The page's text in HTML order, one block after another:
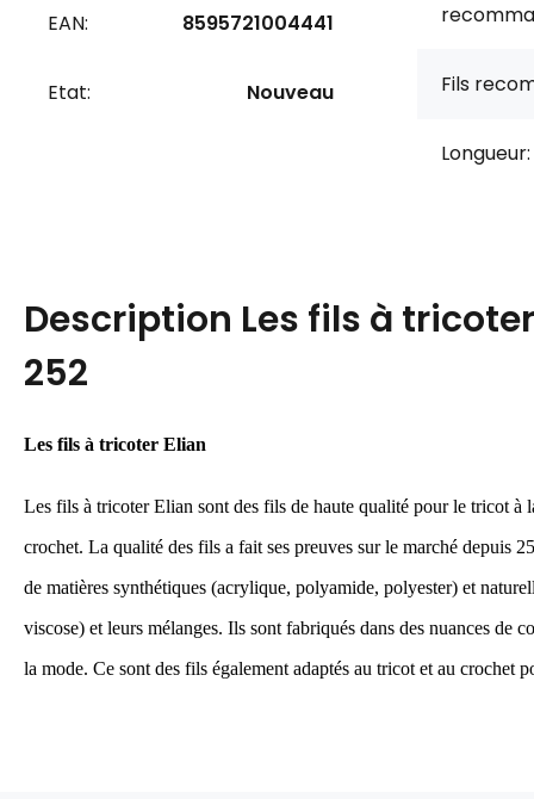
EAN: 8595721004441
Etat: Nouveau Fils
Longueur:
Description Les fils à tricoter
252
Les fils à tricoter Elian
Les fils à tricoter Elian sont des fils de haute qualité pour le tricot à
crochet. La qualité des fils a fait ses preuves sur le marché depuis
de matières synthétiques (acrylique, polyamide, polyester) et
viscose) et leurs mélanges. Ils sont fabriqués dans des nuances de
la mode. Ce sont des fils également adaptés au tricot et au crochet